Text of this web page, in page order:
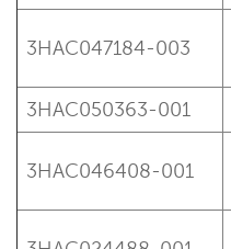
3HAC047184-003
3HAC050363-001
3HAC046408-001